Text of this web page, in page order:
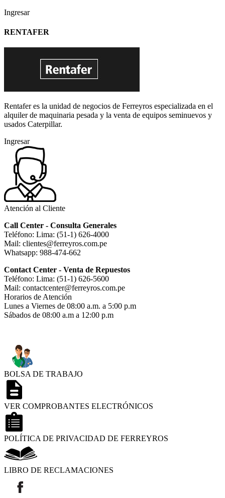
Ingresar
RENTAFER
Rentafer es la unidad de negocios de Ferreyros especializada en el
alquiler de maquinaria pesada y la venta de equipos seminuevos y
usados Caterpillar.
Ingresar
Atención al Cliente
Call Center - Consulta Generales
Teléfono: Lima: (51-1) 626-4000
Mail: clientes@ferreyros.com.pe
Whatsapp: 988-474-662
Contact Center - Venta de Repuestos
Teléfono: Lima: (51-1) 626-5600
Mail: contactcenter@ferreyros.com.pe
Horarios de Atención
Lunes a Viernes de 08:00 a.m. a 5:00 p.m
Sábados de 08:00 a.m a 12:00 p.m
BOLSA DE TRABAJO
VER COMPROBANTES ELECTRÓNICOS
POLÍTICA DE PRIVACIDAD DE FERREYROS
LIBRO DE RECLAMACIONES